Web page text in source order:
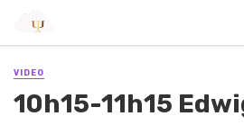
VIDEO
10h15-11h15